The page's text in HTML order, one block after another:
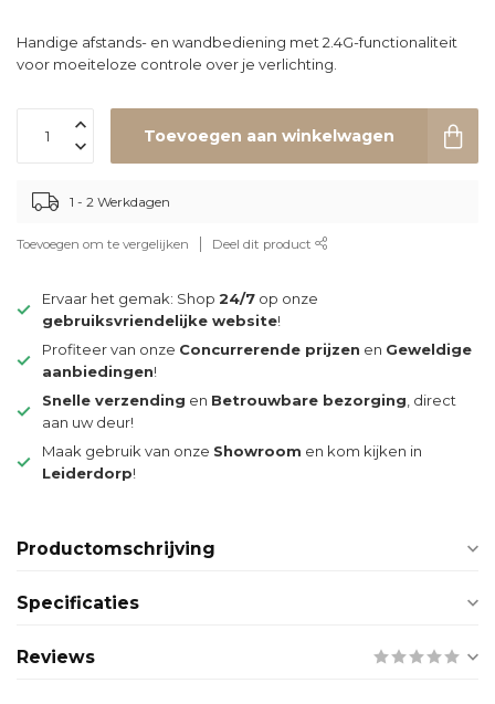
Handige afstands- en wandbediening met 2.4G-functionaliteit
voor moeiteloze controle over je verlichting.
Toevoegen aan winkelwagen
1 - 2 Werkdagen
Toevoegen om te vergelijken Deel dit product
Ervaar het gemak: Shop 24/7 op onze
gebruiksvriendelijke website!
Profiteer van onze Concurrerende prijzen en Geweldige
aanbiedingen!
Snelle verzending en Betrouwbare bezorging , direct
aan uw deur!
Maak gebruik van onze Showroom en kom kijken in
Leiderdorp!
Productomschrijving
Specificaties
Reviews